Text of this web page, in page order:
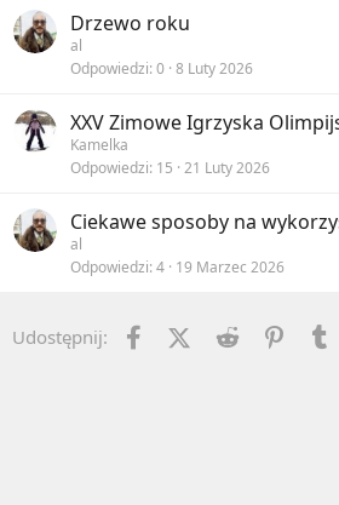
Drzewo roku
al
Odpowiedzi 0 8 Luty 2026
XXV Zimowe Igrzyska
Kamelka
Odpowiedzi 15 21 Luty 2026
Ciekawe sposoby na
al
Odpowiedzi 4 19 Marzec 2026
Udostępnij: FacebookX (Twitter)
Reddit